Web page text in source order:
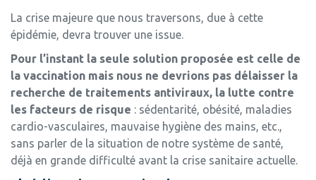
La crise majeure que nous traversons, due à cette
épidémie, devra trouver une issue.
Pour l’instant la seule solution proposée est celle de
la vaccination mais nous ne devrions pas délaisser la
recherche de traitements antiviraux, la lutte contre
les facteurs de risque : sédentarité, obésité, maladies
cardio-vasculaires, mauvaise hygiène des mains, etc.,
sans parler de la situation de notre système de santé,
déjà en grande difficulté avant la crise sanitaire actuelle.